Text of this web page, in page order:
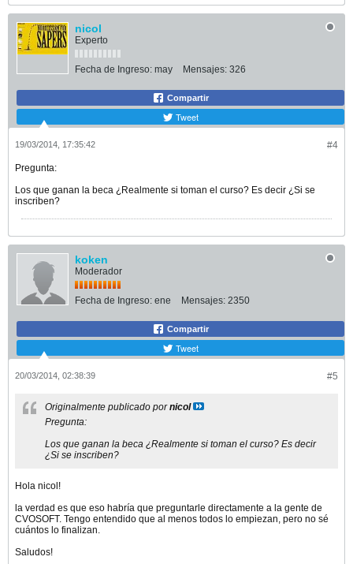
nicol
Experto
Fecha de Ingreso: may Mensajes: 326
Compartir
Tweet
#4
19/03/2014, 17:35:42
Pregunta:
Los que ganan la beca ¿Realmente si toman el curso? Es decir ¿Si se
inscriben?
koken
Moderador
Fecha de Ingreso: ene Mensajes: 2350
Compartir
Tweet
#5
20/03/2014, 02:38:39
Originalmente publicado pornicol
Pregunta:
Los que ganan la beca ¿Realmente si toman el curso? Es decir
¿Si se inscriben?
Hola nicol!
la verdad es que eso habría que preguntarle directamente a la gente de
CVOSOFT. Tengo entendido que al menos todos lo empiezan, pero no sé
cuántos lo finalizan.
Saludos!